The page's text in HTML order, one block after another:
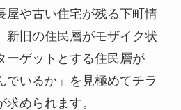
屋や古い住宅が残る下町情
新旧の住民層がモザイク状
ーゲットとする住民層が
でいるか」を見極めてチラ
められます。